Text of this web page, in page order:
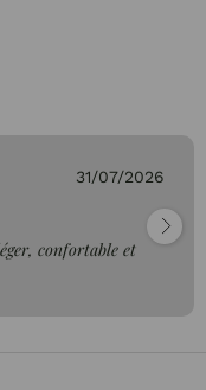
31/07/2026
confortable et